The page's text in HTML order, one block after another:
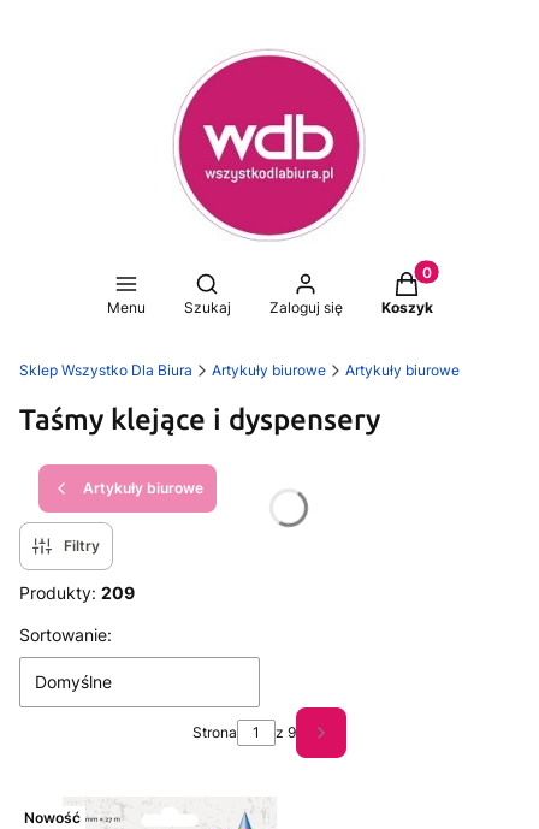
Menu
Otwórz wyszukiwarkę
Szukaj Zaloguj się
Produkty w
Koszyk
Sklep Wszystko Dla Biura Artykuły biurowe Artykuły biurowe
Taśmy klejące i dyspensery
Artykuły biurowe
Filtry
Produkty: 209
Lista produktów
Sortowanie:
Domyślne
Strona z 9 Następne produkty
Nowość